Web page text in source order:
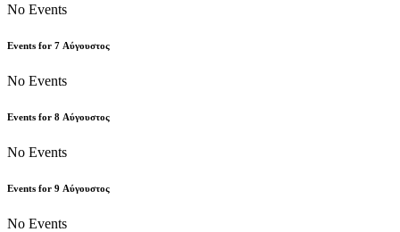
No Events
Events for 7 Αύγουστος
No Events
Events for 8 Αύγουστος
No Events
Events for 9 Αύγουστος
No Events